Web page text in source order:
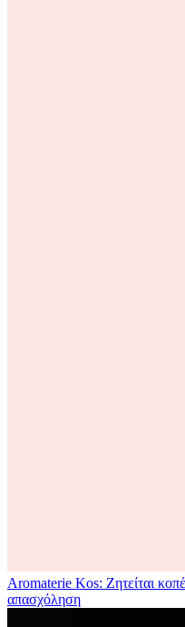
Aromaterie Kos: Ζητείται
απασχόληση